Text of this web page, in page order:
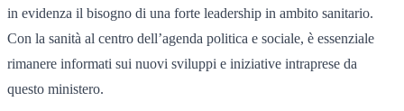
in evidenza il bisogno di una forte leadership in ambito sanitario.
Con la sanità al centro dell’agenda politica e sociale, è essenziale
rimanere informati sui nuovi sviluppi e iniziative intraprese da
questo ministero.